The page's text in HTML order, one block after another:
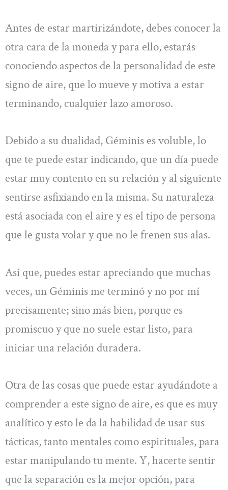
Antes de estar martirizándote, debes conocer la
otra cara de la moneda y para ello, estarás
conociendo aspectos de la personalidad de este
signo de aire, que lo mueve y motiva a estar
terminando, cualquier lazo amoroso.
Debido a su dualidad, Géminis es voluble, lo
que te puede estar indicando, que un día puede
estar muy contento en su relación y al siguiente
sentirse asfixiando en la misma. Su naturaleza
está asociada con el aire y es el tipo de persona
que le gusta volar y que no le frenen sus alas.
Así que, puedes estar apreciando que muchas
veces, un Géminis me terminó y no por mí
precisamente; sino más bien, porque es
promiscuo y que no suele estar listo, para
iniciar una relación duradera.
Otra de las cosas que puede estar ayudándote a
comprender a este signo de aire, es que es muy
analítico y esto le da la habilidad de usar sus
tácticas, tanto mentales como espirituales, para
estar manipulando tu mente. Y, hacerte sentir
que la separación es la mejor opción, para